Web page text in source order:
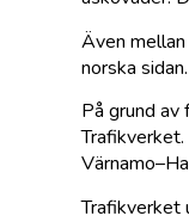
Även
norska
På grund
Trafikverket